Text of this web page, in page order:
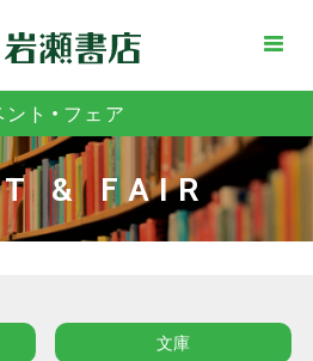
ント・フェア
& FAIR
文庫